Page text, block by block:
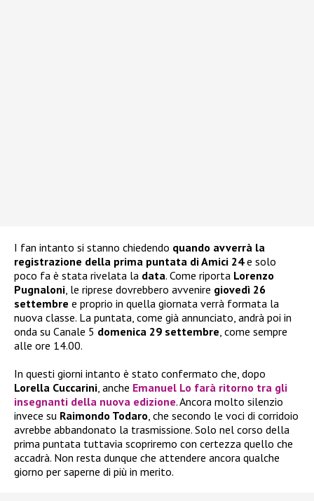
I fan intanto si stanno chiedendo quando avverrà la
registrazione della prima puntata di Amici 24e solo
poco fa è stata rivelata la data. Come riporta Lorenzo
Pugnaloni, le riprese dovrebbero avvenire giovedì 26
settembre e proprio in quella giornata verrà formata la
nuova classe. La puntata, come già annunciato, andrà poi in
onda su Canale 5 domenica 29 settembre, come sempre
alle ore 14.00.
In questi giorni intanto è stato confermato che, dopo
Lorella Cuccarini, anche Emanuel Lo farà ritorno tra gli
insegnanti della nuova edizione. Ancora molto silenzio
invece su Raimondo Todaro, che secondo le voci di corridoio
avrebbe abbandonato la trasmissione. Solo nel corso della
prima puntata tuttavia scopriremo con certezza quello che
accadrà. Non resta dunque che attendere ancora qualche
giorno per saperne di più in merito.